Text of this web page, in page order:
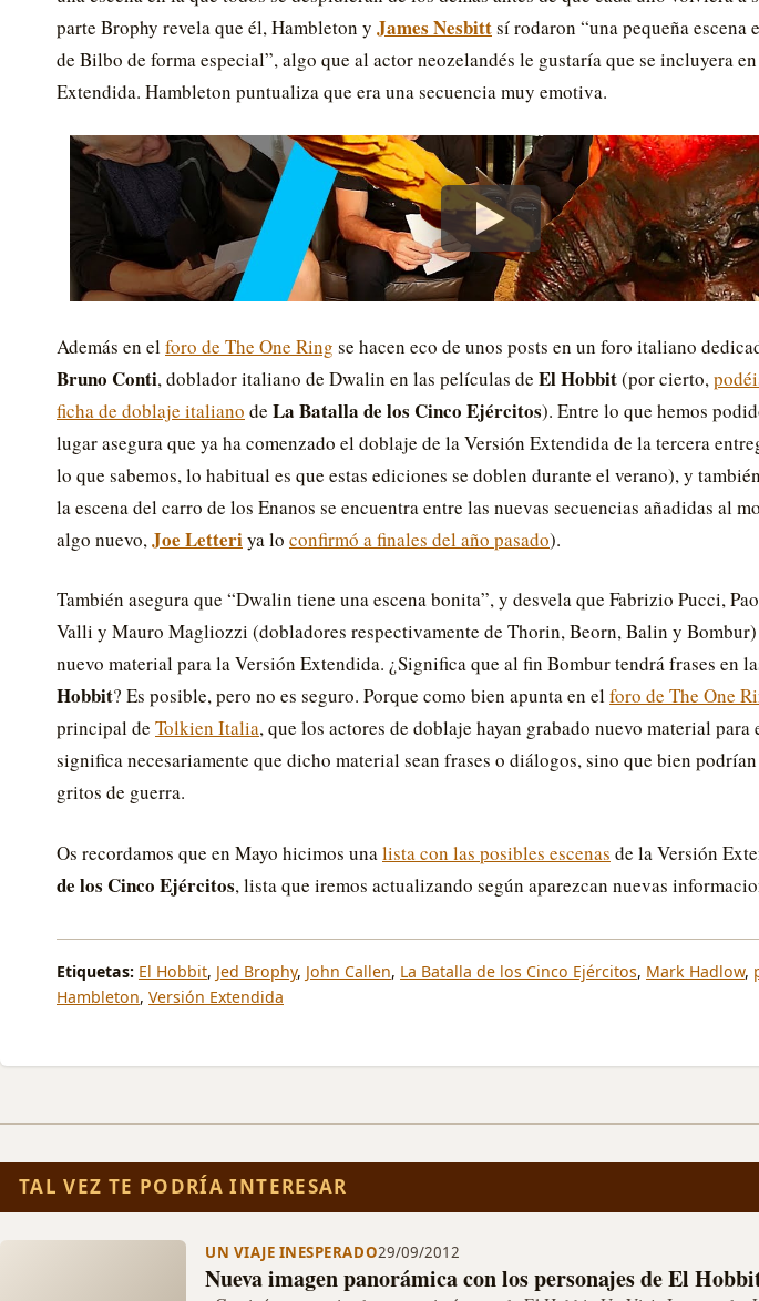
parte Brophy revela que él, Hambleton y James Nesbittsí rodaron “una pequeña escena
de Bilbo de forma especial”, algo que al actor neozelandés le gustaría que se incluyera
Extendida. Hambleton puntualiza que era una secuencia muy emotiva.
Además en elforo de The One Ring se hacen eco de unos posts en un foro italiano
Bruno Conti, doblador italiano de Dwalin en las películas de El Hobbit(por cierto,
ficha de doblaje italiano de La Batalla de los Cinco Ejércitos). Entre lo que hemos
lugar asegura que ya ha comenzado el doblaje de la Versión Extendida de la tercera
lo que sabemos, lo habitual es que estas ediciones se doblen durante el verano), y
la escena del carro de los Enanos se encuentra entre las nuevas secuencias añadidas al
algo nuevo,Joe Letteriya lo confirmó a finales del año pasado).
También asegura que “Dwalin tiene una escena bonita”, y desvela que Fabrizio Pucci,
Valli y Mauro Magliozzi (dobladores respectivamente de Thorin, Beorn, Balin y Bombur)
nuevo material para la Versión Extendida. ¿Significa que al fin Bombur tendrá frases en
Hobbit? Es posible, pero no es seguro. Porque como bien apunta en elforo de The One
principal de Tolkien Italia, que los actores de doblaje hayan grabado nuevo material para
significa necesariamente que dicho material sean frases o diálogos, sino que bien
gritos de guerra.
Os recordamos que en Mayo hicimos unalista con las posibles escenas de la Versión
de los Cinco Ejércitos, lista que iremos actualizando según aparezcan nuevas
Etiquetas: El Hobbit, Jed Brophy, John Callen, La Batalla de los Cinco Ejércitos, Mark Hadlow,
Hambleton, Versión Extendida
TAL VEZ TE PODRÍA INTERESAR
UN VIAJE INESPERADO29/09/2012
Nueva imagen panorámica con los personajes de El